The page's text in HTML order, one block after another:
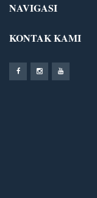
NAVIGASI
KONTAK KAMI